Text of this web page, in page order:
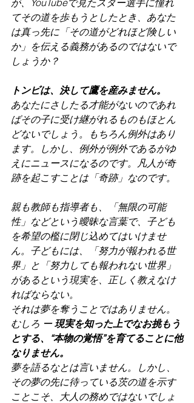
てその道を歩もうとしたとき、あなた
は真っ先に「その道がどれほど険しい
か」を伝える義務があるのではないで
しょうか？
トンビは、決して鷹を産みません。
あなたにさしたる才能がないのであれ
ばその子に受け継がれるものもほとん
どないでしょう。もちろん例外はあり
ます。しかし、例外が例外であるがゆ
えにニュースになるのです。凡人が奇
跡を起こすことは「奇跡」なのです。
親も教師も指導者も、「無限の可能
性」などという曖昧な言葉で、子ども
を希望の檻に閉じ込めてはいけませ
ん。子どもには、「努力が報われる世
界」と「努力しても報われない世界」
があるという現実を、正しく教えなけ
ればならない。
それは夢を奪うことではありません。
むしろ ー 現実を知った上でなお挑もう
とする、“本物の覚悟”を育てることに他
なりません。
夢を語るなとは言いません。しかし、
その夢の先に待っている茨の道を示す
ことこそ、大人の務めではないでしょ